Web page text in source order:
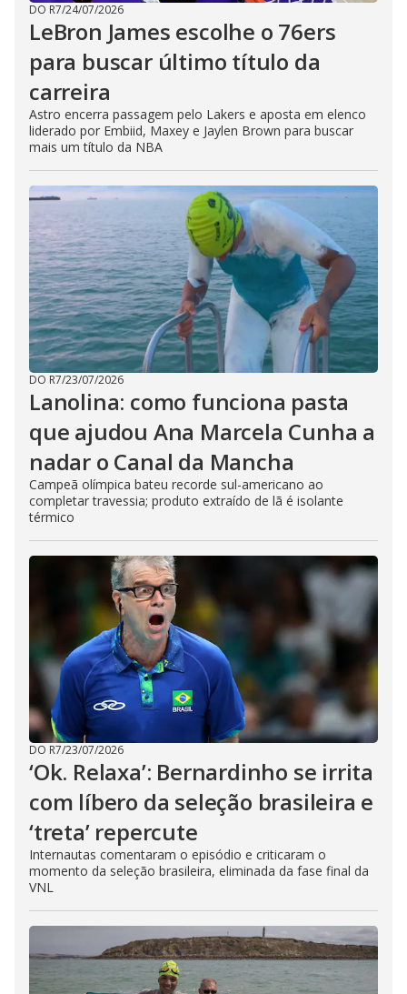
DO R7/24/07/2026
LeBron James escolhe o 76ers
para buscar último título da
carreira
Astro encerra passagem pelo Lakers e aposta em elenco
liderado por Embiid, Maxey e Jaylen Brown para buscar
mais um título da NBA
DO R7/23/07/2026
Lanolina: como funciona pasta
que ajudou Ana Marcela Cunha a
nadar o Canal da Mancha
Campeã olímpica bateu recorde sul-americano ao
completar travessia; produto extraído de lã é isolante
térmico
DO R7/23/07/2026
‘Ok. Relaxa’: Bernardinho se irrita
com líbero da seleção brasileira e
‘treta’ repercute
Internautas comentaram o episódio e criticaram o
momento da seleção brasileira, eliminada da fase final da
VNL